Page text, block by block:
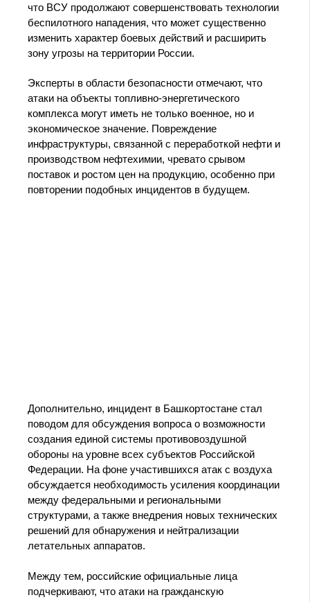
что ВСУ продолжают совершенствовать технологии
беспилотного нападения, что может существенно
изменить характер боевых действий и расширить
зону угрозы на территории России.
Эксперты в области безопасности отмечают, что
атаки на объекты топливно-энергетического
комплекса могут иметь не только военное, но и
экономическое значение. Повреждение
инфраструктуры, связанной с переработкой нефти и
производством нефтехимии, чревато срывом
поставок и ростом цен на продукцию, особенно при
повторении подобных инцидентов в будущем.
Дополнительно, инцидент в Башкортостане стал
поводом для обсуждения вопроса о возможности
создания единой системы противовоздушной
обороны на уровне всех субъектов Российской
Федерации. На фоне участившихся атак с воздуха
обсуждается необходимость усиления координации
между федеральными и региональными
структурами, а также внедрения новых технических
решений для обнаружения и нейтрализации
летательных аппаратов.
Между тем, российские официальные лица
подчеркивают, что атаки на гражданскую